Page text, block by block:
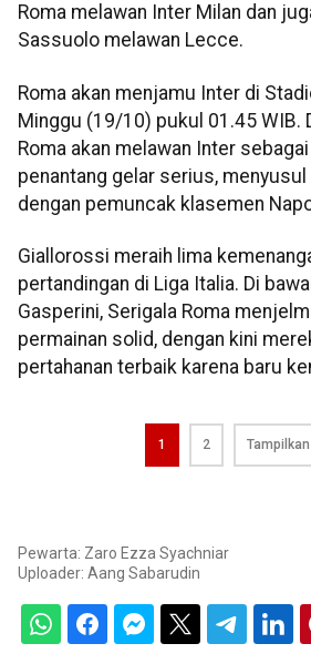
Roma melawan Inter Milan dan
Sassuolo melawan Lecce.
Roma akan menjamu Inter di
Minggu (19/10) pukul 01.45 WIB.
Roma akan melawan Inter
penantang gelar serius,
dengan pemuncak klasemen
Giallorossi meraih lima
pertandingan di Liga Italia. Di
Gasperini, Serigala Roma
permainan solid, dengan kini
pertahanan terbaik karena baru
1 2
Pewarta: Zaro Ezza Syachniar
Uploader: Aang Sabarudin